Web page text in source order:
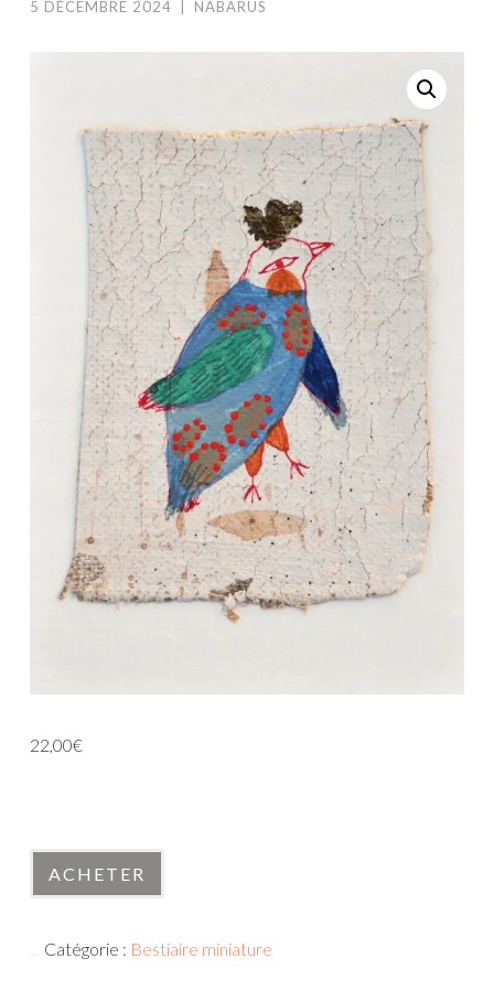
5 DÉCEMBRE 2024 NABARUS
22,00€
de
ACHETER
Catégorie : Bestiaire miniature